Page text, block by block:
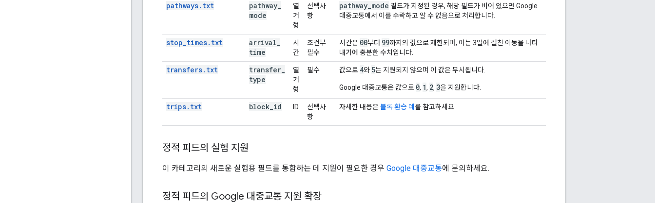
pathways.txt pathway
mode
열
거
형
선택사
항
pathway mode 필드가 지정된 경우, 해당 필드가 비어 있으면 Google
대중교통에서 이를 수락하고 알 수 없음으로 처리합니다.
stop_times.txt arrival
time
시
간
조건부
필수
시간은 00부터 99까지의 값으로 제한되며, 이는 3일에 걸친 이동을 나타
내기에 충분한 수치입니다.
transfers.txt transfer
type
열
거
형
필수 값으로 4와 5는 지원되지 않으며 이 값은 무시됩니다.
Google 대중교통은 값으로 0, 1, 2, 3을 지원합니다.
trips.txt block id ID
선택사
항
자세한 내용은블록 환승 예 를 참고하세요.
정적 피드의 실험 지원
이 카테고리의 새로운 실험용 필드를 통합하는 데 지원이 필요한 경우 Google 대중교통에 문의하세요.
정적 피드의 Google 대중교통 지원 확장